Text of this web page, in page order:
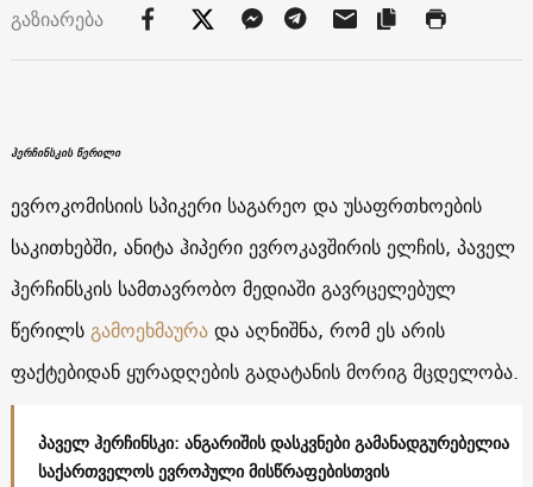
გაზიარება
ჰერჩინსკის წერილი
ევროკომისიის სპიკერი საგარეო და უსაფრთხოების
საკითხებში, ანიტა ჰიპერი ევროკავშირის ელჩის, პაველ
ჰერჩინსკის სამთავრობო მედიაში გავრცელებულ
წერილსგამოეხმაურადა აღნიშნა, რომ ეს არის
ფაქტებიდან ყურადღების გადატანის მორიგ მცდელობა.
პაველ ჰერჩინსკი: ანგარიშის დასკვნები გამანადგურებელია
საქართველოს ევროპული მისწრაფებისთვის